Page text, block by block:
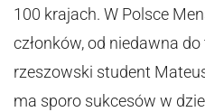
100 krajach. W Polsce
członków, od niedawna
rzeszowski student
ma sporo sukcesów w